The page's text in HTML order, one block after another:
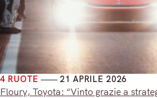
4 RUOTE 21 APRILE 2026
Floury, Toyota: “Vinto grazie a